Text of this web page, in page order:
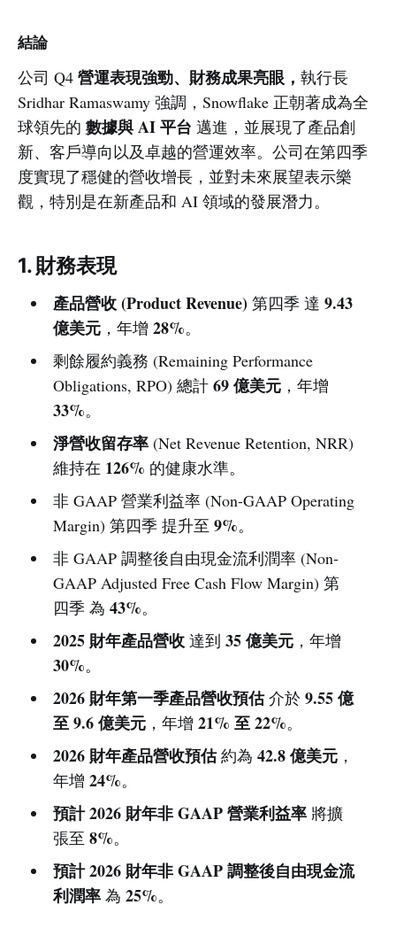
結論
公司 Q4 營運表現強勁、財務成果亮眼， 執行長
Sridhar Ramaswamy 強調，Snowflake 正朝著成為全
球領先的 數據與 AI 平台 邁進，並展現了產品創
新、客戶導向以及卓越的營運效率。公司在第四季
度實現了穩健的營收增長，並對未來展望表示樂
觀，特別是在新產品和 AI 領域的發展潛力。
1. 財務表現
產品營收 (Product Revenue) 第四季 達 9.43
億美元，年增 28%。
剩餘履約義務 (Remaining Performance
Obligations, RPO) 總計 69 億美元，年增
33%。
淨營收留存率 (Net Revenue Retention, NRR)
維持在 126% 的健康水準。
非 GAAP 營業利益率 (Non-GAAP Operating
Margin) 第四季 提升至 9%。
非 GAAP 調整後自由現金流利潤率 (Non-
GAAP Adjusted Free Cash Flow Margin) 第
四季 為 43%。
2025 財年產品營收達到 35 億美元，年增
30%。
2026 財年第一季產品營收預估介於 9.55 億
至 9.6 億美元，年增 21% 至 22%。
2026 財年產品營收預估約為 42.8 億美元，
年增 24%。
預計 2026 財年非 GAAP 營業利益率將擴
張至 8%。
預計 2026 財年非 GAAP 調整後自由現金流
利潤率為 25%。